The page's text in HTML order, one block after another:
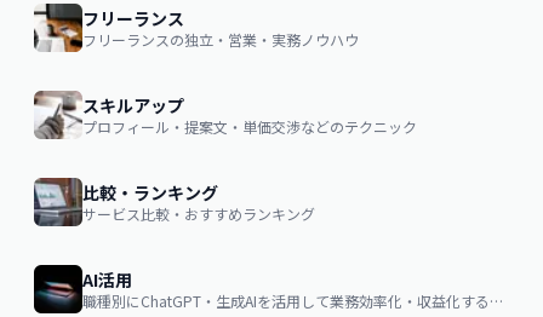
フリーランス
フリーランスの独立・営業・実務ノウハウ
スキルアップ
プロフィール・提案文・単価交渉などのテクニック
比較・ランキング
サービス比較・おすすめランキング
AI活用
職種別にChatGPT・生成AIを活用して業務効率化・収益化するノウハウ